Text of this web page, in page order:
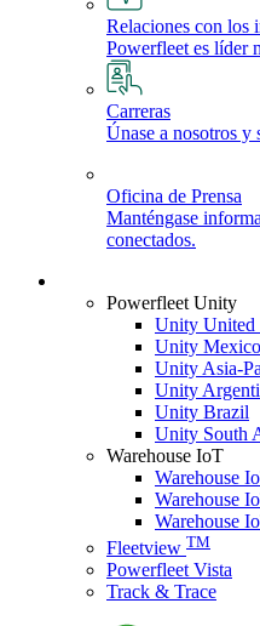
Relaciones con los
Powerfleet es líder
Carreras
Únase a nosotros y
Oficina de Prensa
Manténgase
conectados.
Powerfleet Unity
Unity United
Unity Mexico
Unity Asia-
Unity
Unity Brazil
Unity South
Warehouse IoT
Warehouse
Warehouse
Warehouse
Fleetview TM
Powerfleet Vista
Track & Trace